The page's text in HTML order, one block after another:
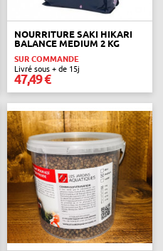
NOURRITURE SAKI HIKARI
BALANCE MEDIUM 2 KG
SUR COMMANDE
Livré sous + de 15j
47,49 €